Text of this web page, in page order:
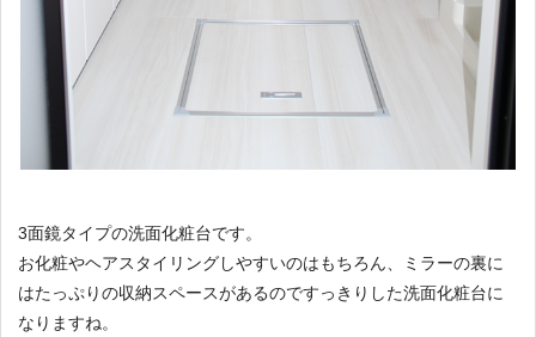
3面鏡タイプの洗面化粧台です。
お化粧やヘアスタイリングしやすいのはもちろん、ミラーの裏に
はたっぷりの収納スペースがあるのですっきりした洗面化粧台に
なりますね。